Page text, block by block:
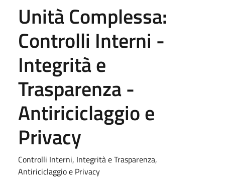
Unità Complessa:
Controlli Interni -
Integrità e
Trasparenza -
Antiriciclaggio e
Privacy
Controlli Interni, Integrità e Trasparenza,
Antiriciclaggio e Privacy